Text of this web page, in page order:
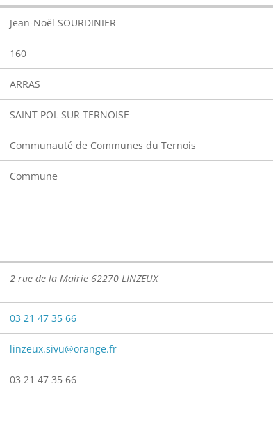
Jean-Noël SOURDINIER
160
ARRAS
SAINT POL SUR TERNOISE
Communauté de Communes du Ternois
Commune
2 rue de la Mairie 62270 LINZEUX
03 21 47 35 66
linzeux.sivu@orange.fr
03 21 47 35 66